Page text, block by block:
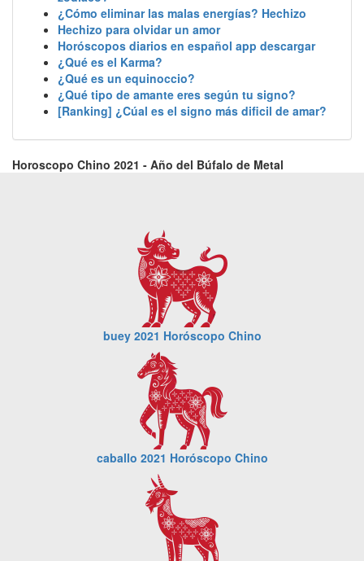
¿Cómo eliminar las malas energías? Hechizo
Hechizo para olvidar un amor
Horóscopos diarios en español app descargar
¿Qué es el Karma?
¿Qué es un equinoccio?
¿Qué tipo de amante eres según tu signo?
[Ranking] ¿Cúal es el signo más dificil de amar?
Horoscopo Chino 2021 - Año del Búfalo de Metal
buey 2021 Horóscopo Chino
caballo 2021 Horóscopo Chino